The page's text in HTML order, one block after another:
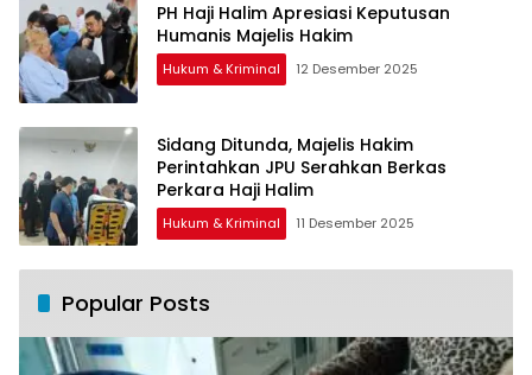
PH Haji Halim Apresiasi Keputusan
Humanis Majelis Hakim
Hukum & Kriminal 12 Desember 2025
Sidang Ditunda, Majelis Hakim
Perintahkan JPU Serahkan Berkas
Perkara Haji Halim
Hukum & Kriminal 11 Desember 2025
Popular Posts